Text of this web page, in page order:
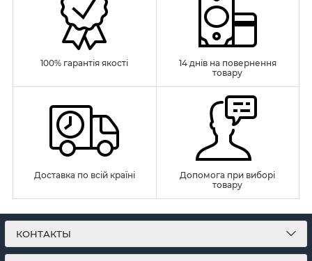
100% гарантія якості
14 днів на повернення
товару
Доставка по всій країні
Допомога при виборі
товару
КОНТАКТЫ